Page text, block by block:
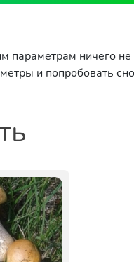
параметрам ничего не
и попробовать